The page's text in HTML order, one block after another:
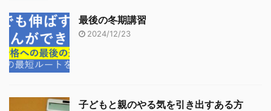
最後の冬期講習
2024/12/23
子どもと親のやる気を引き出すある方